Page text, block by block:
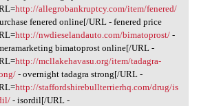
http://allegrobankruptcy.com/item/fenered/
fenered online[/URL - fenered price
http://nwdieselandauto.com/bimatoprost/-
bimatoprost online[/URL -
http://mcllakehavasu.org/item/tadagra-
- overnight tadagra strong[/URL -
http://staffordshirebullterrierhq.com/drug/is
- isordil[/URL -